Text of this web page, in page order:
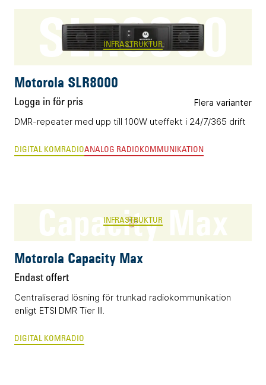
SLR8000
INFRASTRUKTUR
Motorola SLR8000
Logga in för pris Flera varianter
DMR-repeater med upp till 100W uteffekt i 24/7/365 drift
DIGITAL KOMRADIOANALOG RADIOKOMMUNIKATION
Capacity Max
INFRASTRUKTUR
Motorola Capacity Max
Endast offert
Centraliserad lösning för trunkad radiokommunikation
enligt ETSI DMR Tier III.
DIGITAL KOMRADIO